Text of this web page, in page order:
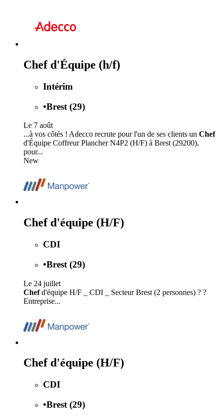
Chef d'Équipe (h/f)
Intérim
•Brest (29)
Le 7 août
...à vos côtés ! Adecco recrute pour l'un de ses clients un Chef
d'Équipe Coffreur Plancher N4P2 (H/F) à Brest (29200),
pour...
New
Chef d'équipe (H/F)
CDI
•Brest (29)
Le 24 juillet
Chefd'équipe H/F _ CDI _ Secteur Brest (2 personnes) ? ?
Entreprise...
Chef d'équipe (H/F)
CDI
•Brest (29)